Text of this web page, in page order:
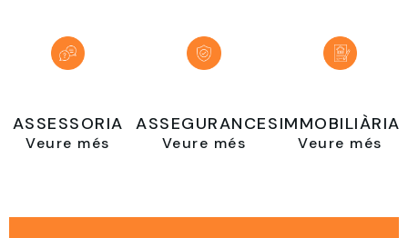
ASSESSORIA
Veure més
ASSEGURANCES
Veure més
IMMOBILIÀRIA
Veure més